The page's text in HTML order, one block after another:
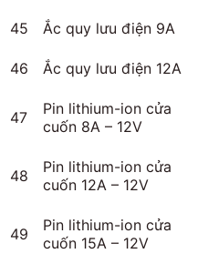
45 Ắc quy lưu điện 9A
46 Ắc quy lưu điện 12A
47
Pin lithium-ion cửa
cuốn 8A – 12V
48
Pin lithium-ion cửa
cuốn 12A – 12V
49
Pin lithium-ion cửa
cuốn 15A – 12V